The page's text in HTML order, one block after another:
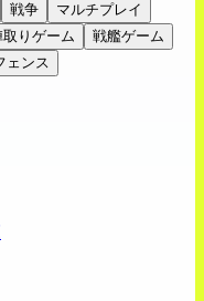
戦争
マルチプレイ
取りゲーム
戦艦ゲーム
ェンス